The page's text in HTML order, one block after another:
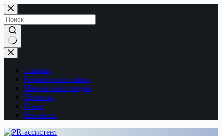
Перейти
к
сути
Ничего
не
найденоГлавная
Разработка на заказ
Маркетплейс медиа
Проекты
О нас
Контакты